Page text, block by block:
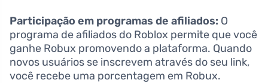
Participação em programas de afiliados: O
programa de afiliados do Roblox permite que você
ganhe Robux promovendo a plataforma. Quando
novos usuários se inscrevem através do seu link,
você recebe uma porcentagem em Robux.